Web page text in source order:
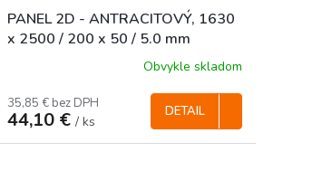
PANEL 2D - ANTRACITOVÝ, 1630
x 2500 / 200 x 50 / 5.0 mm
Obvykle skladom
35,85 € bez DPH
44,10 € / ks
DETAIL